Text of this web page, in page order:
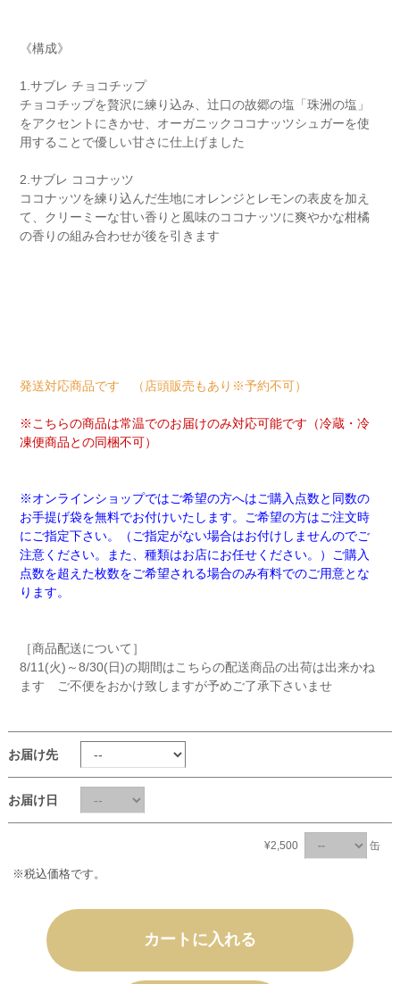
《構成》
1.サブレ チョコチップ
チョコチップを贅沢に練り込み、辻口の故郷の塩「珠洲の塩」
をアクセントにきかせ、オーガニックココナッツシュガーを使
用することで優しい甘さに仕上げました
2.サブレ ココナッツ
ココナッツを練り込んだ生地にオレンジとレモンの表皮を加え
て、クリーミーな甘い香りと風味のココナッツに爽やかな柑橘
の香りの組み合わせが後を引きます
発送対応商品です （店頭販売もあり※予約不可）
※こちらの商品は常温でのお届けのみ対応可能です（冷蔵・冷
凍便商品との同梱不可）
※オンラインショップではご希望の方へはご購入点数と同数の
お手提げ袋を無料でお付けいたします。ご希望の方はご注文時
にご指定下さい。（ご指定がない場合はお付けしませんのでご
注意ください。また、種類はお店にお任せください。）ご購入
点数を超えた枚数をご希望される場合のみ有料でのご用意とな
ります。
［商品配送について］
8/11(火)～8/30(日)の期間はこちらの配送商品の出荷は出来かね
ます ご不便をおかけ致しますが予めご了承下さいませ
お届け先
お届け日
¥2,500 缶
※税込価格です。
カートに入れる